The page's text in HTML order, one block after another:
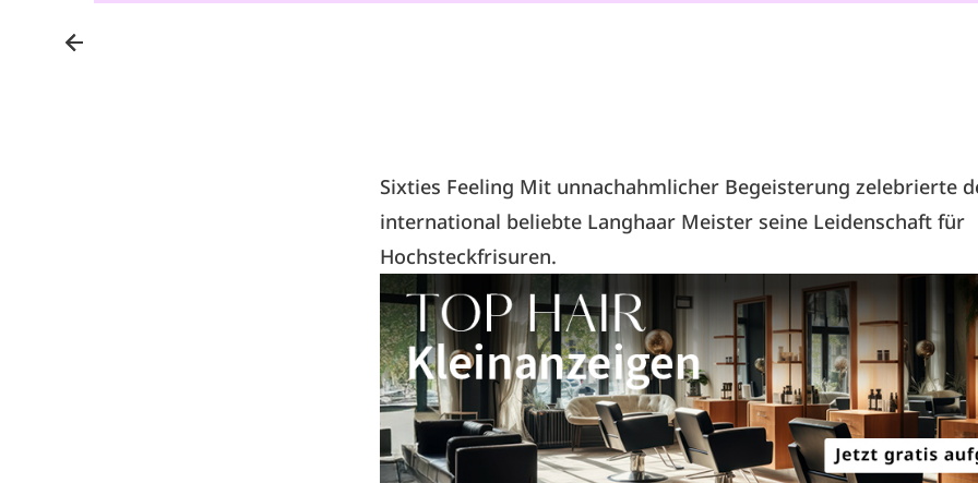
Sixties Feeling Mit unnachahmlicher Begeisterung zelebrierte
international beliebte Langhaar Meister seine Leidenschaft für
Hochsteckfrisuren.